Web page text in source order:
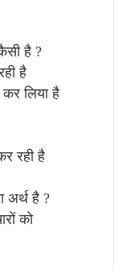
है ?
है
कर लिया है
रही है
अर्थ है ?
को